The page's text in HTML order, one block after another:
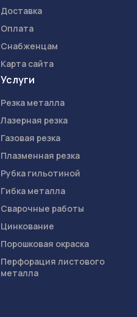
Доставка
Оплата
Снабженцам
Карта сайта
Услуги
Резка металла
Лазерная резка
Газовая резка
Плазменная резка
Рубка гильотиной
Гибка металла
Сварочные работы
Цинкование
Порошковая окраска
Перфорация листового
металла